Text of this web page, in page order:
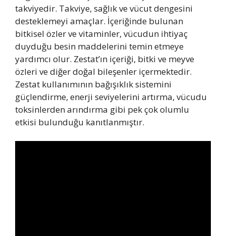
takviyedir. Takviye, sağlık ve vücut dengesini
desteklemeyi amaçlar. İçeriğinde bulunan
bitkisel özler ve vitaminler, vücudun ihtiyaç
duyduğu besin maddelerini temin etmeye
yardımcı olur. Zestat’ın içeriği, bitki ve meyve
özleri ve diğer doğal bileşenler içermektedir.
Zestat kullanımının bağışıklık sistemini
güçlendirme, enerji seviyelerini artırma, vücudu
toksinlerden arındırma gibi pek çok olumlu
etkisi bulunduğu kanıtlanmıştır.